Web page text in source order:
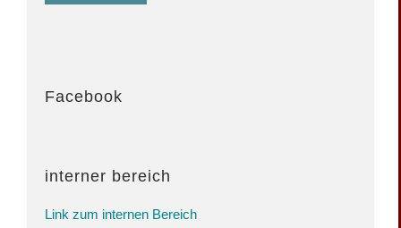
Facebook
interner bereich
Link zum internen Bereich